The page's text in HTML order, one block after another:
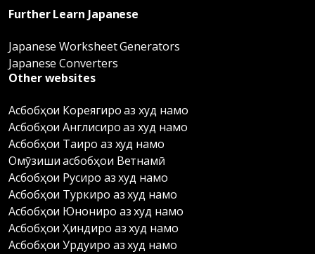
Further Learn Japanese
Japanese Worksheet Generators
Japanese Converters
Other websites
Асбобҳои Кореягиро аз худ намо
Асбобҳои Англисиро аз худ намо
Асбобҳои Таиро аз худ намо
Омӯзиши асбобҳои Ветнамӣ
Асбобҳои Русиро аз худ намо
Асбобҳои Туркиро аз худ намо
Асбобҳои Юнониро аз худ намо
Асбобҳои Ҳиндиро аз худ намо
Асбобҳои Урдуиро аз худ намо